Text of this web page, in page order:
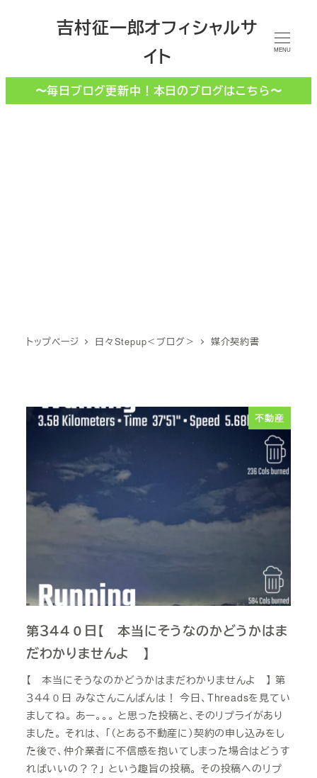
コ
吉村征一郎オフィシャルサ
イト
MENU
〜毎日ブログ更新中！本日のブログはこちら〜
トップページ 日々Stepup＜ブログ＞ 媒介契約書
不動産
第３４４０日【 本当にそうなのかどうかはま
だわかりませんよ 】
【 本当にそうなのかどうかはまだわかりませんよ 】 第
３４４０日 みなさんこんばんは！ 今日、Threadsを見てい
ましてね。 あー。。。 と思った投稿と、そのリプライがあり
ました。 それは、 「（とある不動産に）契約の申し込みをし
た後で、仲介業者に不信感を抱いてしまった場合はどうす
ればいいの？？」 という趣旨の投稿。 その投稿へのリプ